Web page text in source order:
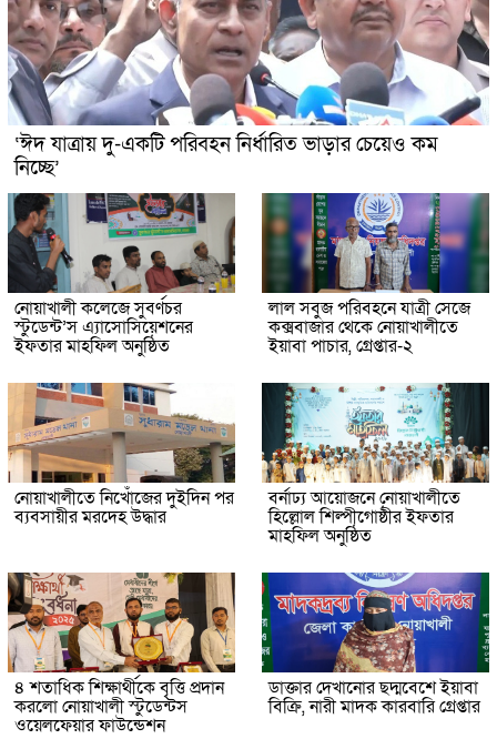
‘ঈদ যাত্রায় দু-একটি পরিবহন নির্ধারিত ভাড়ার চেয়েও কম
নিচ্ছে’
নোয়াখালী কলেজে সুবর্ণচর
স্টুডেন্ট’স এ্যাসোসিয়েশনের
ইফতার মাহফিল অনুষ্ঠিত
লাল সবুজ পরিবহনে যাত্রী সেজে
কক্সবাজার থেকে নোয়াখালীতে
ইয়াবা পাচার, গ্রেপ্তার-২
নোয়াখালীতে নিখোঁজের দুইদিন পর
ব্যবসায়ীর মরদেহ উদ্ধার
বর্নাঢ্য আয়োজনে নোয়াখালীতে
হিল্লোল শিল্পীগোষ্ঠীর ইফতার
মাহফিল অনুষ্ঠিত
৪ শতাধিক শিক্ষার্থীকে বৃত্তি প্রদান
করলো নোয়াখালী স্টুডেন্টস
ওয়েলফেয়ার ফাউন্ডেশন
ডাক্তার দেখানোর ছদ্মবেশে ইয়াবা
বিক্রি, নারী মাদক কারবারি গ্রেপ্তার